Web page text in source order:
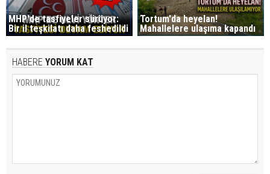
MHP'de tasfiyeler sürüyor:
Bir il teşkilatı daha feshedildi
Tortum'da heyelan!
Mahallelere ulaşıma kapandı
HABERE YORUM KAT